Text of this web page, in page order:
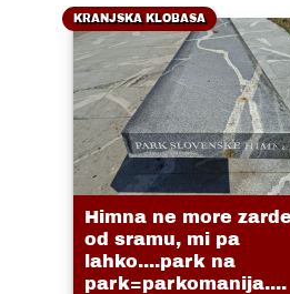
KRANJSKA KLOBASA
Himna ne more
od sramu, mi pa
lahko....park na
park=parkomanija....